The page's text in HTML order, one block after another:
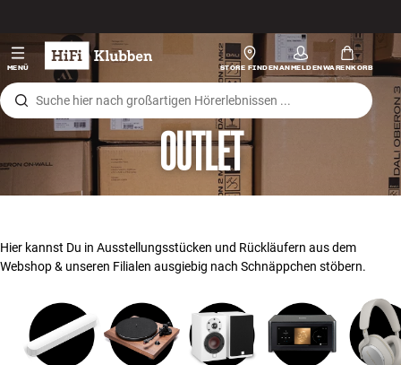
MENÜ STORE FINDENANMELDENWARENKORB
Hi-Fi
Lautsprecher
Plattenspieler
Kopfhörer
Surround
Systeme
OUTLET
Hier kannst Du in Ausstellungsstücken und Rückläufern aus dem
Webshop & unseren Filialen ausgiebig nach Schnäppchen stöbern.